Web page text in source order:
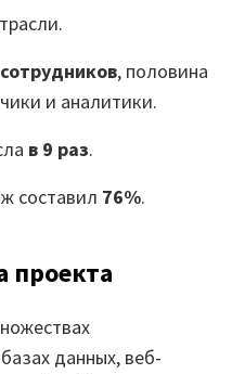
, половина
и аналитики.
в 9 раз.
составил 76%.
проекта
данных, веб-